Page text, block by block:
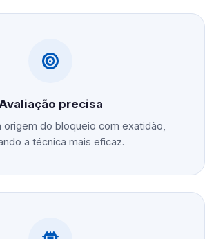
precisa
do bloqueio com exatidão,
a técnica mais eficaz.